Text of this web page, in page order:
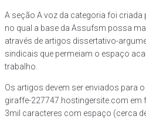
A seção A voz da categoria foi
no qual a base da Assufsm possa
através de artigos dissertativo-
sindicais que permeiam o espaço
trabalho.
Os artigos devem ser enviados para
giraffe-227747.hostingersite.com
3mil caracteres com espaço (cerca